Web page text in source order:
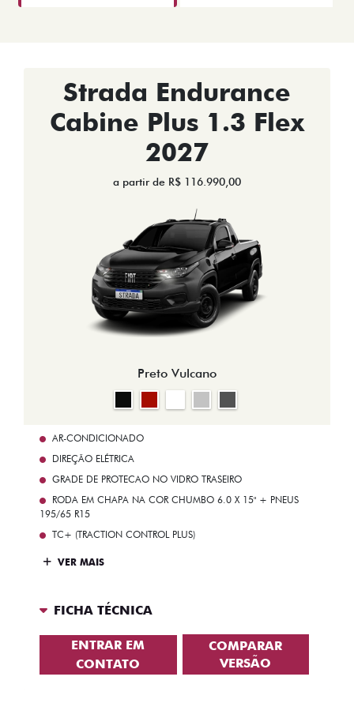
Strada Endurance
Cabine Plus 1.3 Flex
2027
a partir de R$ 116.990,00
Preto Vulcano
AR-CONDICIONADO
DIREÇÃO ELÉTRICA
GRADE DE PROTECAO NO VIDRO TRASEIRO
RODA EM CHAPA NA COR CHUMBO 6.0 X 15" + PNEUS
195/65 R15
TC+ (TRACTION CONTROL PLUS)
VER MAIS
FICHA TÉCNICA
ENTRAR EM
CONTATO
COMPARAR
VERSÃO